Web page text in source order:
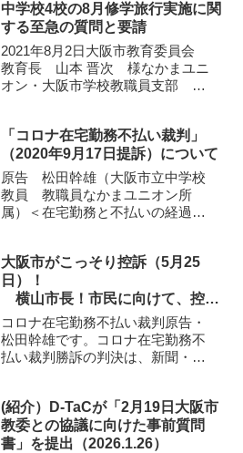
中学校4校の8月修学旅行実施に関
する至急の質問と要請
2021年8月2日大阪市教育委員会
教育長 山本 晋次 様なかまユニ
オン・大阪市学校教職員支部 支
委員会とも相談しているとして、
「8月に修学旅行を予定している中
学校4校は、出発...
「コロナ在宅勤務不払い裁判」
（2020年9月17日提訴）について
原告 松田幹雄（大阪市立中学校
教員 教職員なかまユニオン所
属）＜在宅勤務と不払いの経過＞3
ジュネーブへ）3月17日（火）帰
国（関西空港着）。コロナウイル
ス感染症対策政府専門家...
大阪市がこっそり控訴（5月25
日）！
横山市長！市民に向けて、控訴
理由をしっかり説明しなさい
コロナ在宅勤務不払い裁判原告・
松田幹雄です。コロナ在宅勤務不
払い裁判勝訴の判決は、新聞・テ
禍で自主的在宅勤務“欠勤扱い不
当”大阪市に賠償命令」（NHK）、
「在宅勤務『欠勤』違法 地...
(紹介）D-TaCが「2月19日大阪市
教委との協議に向けた事前質問
書」を提出（2026.1.26）